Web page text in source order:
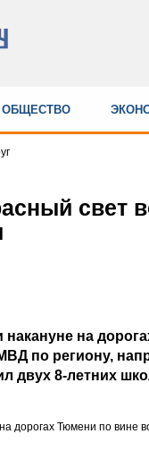
ОБЩЕСТВО
свет
на
по региону,
двух 8-летних
дорогах Тюмени по вине